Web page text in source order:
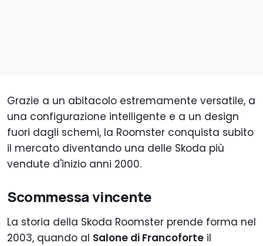
Grazie a un abitacolo estremamente versatile, a
una configurazione intelligente e a un design
fuori dagli schemi, la Roomster conquista subito
il mercato diventando una delle Skoda più
vendute d'inizio anni 2000.
Scommessa vincente
La storia della Skoda Roomster prende forma nel
2003, quando al Salone di Francoforte il